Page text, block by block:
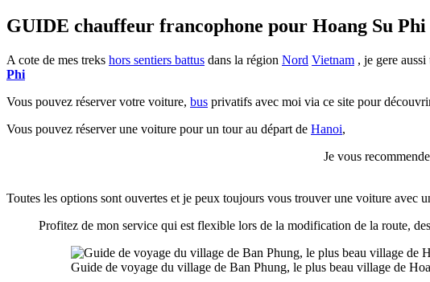
GUIDE chauffeur francophone pour Hoang Su
A cote de mes treks hors sentiers battus dans la région Nord Vietnam , je gere
Phi
Vous pouvez réserver votre voiture, bus privatifs avec moi via ce site pour
Vous pouvez réserver une voiture pour un tour au départ de Hanoi,
Je vous
Toutes les options sont ouvertes et je peux toujours vous trouver une voiture avec
Profitez de mon service qui est flexible lors de la modification de la route,
Guide de voyage du village de Ban Phung, le plus beau village de